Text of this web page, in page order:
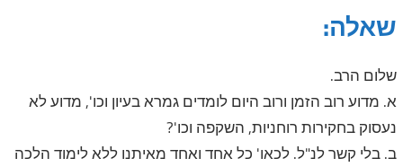
שאלה:
שלום הרב.
א. מדוע רוב הזמן ורוב היום לומדים גמרא בעיון וכו', מדוע לא
נעסוק בחקירות רוחניות, השקפה וכו'?
ב. בלי קשר לנ"ל. לכאו' כל אחד ואחד מאיתנו ללא לימוד הלכה